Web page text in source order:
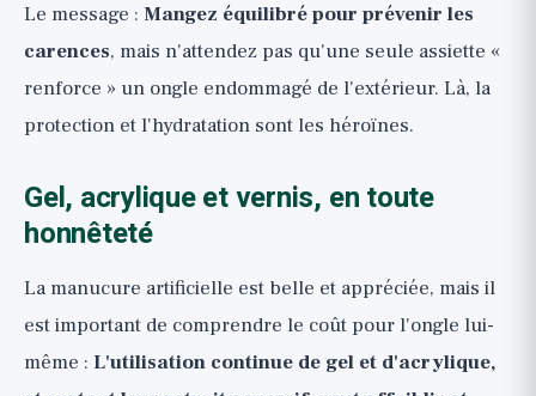
Le message : Mangez équilibré pour prévenir les
carences, mais n'attendez pas qu'une seule assiette «
renforce » un ongle endommagé de l'extérieur. Là, la
protection et l'hydratation sont les héroïnes.
Gel, acrylique et vernis, en toute
honnêteté
La manucure artificielle est belle et appréciée, mais il
est important de comprendre le coût pour l'ongle lui-
même : L'utilisation continue de gel et d'acrylique,